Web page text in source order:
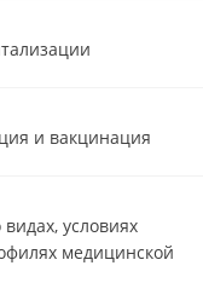
и вакцинация
условиях
медицинской